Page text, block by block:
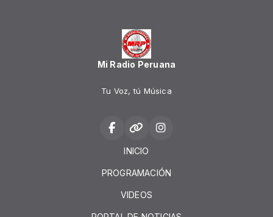
Mi Radio Peruana
Tu Voz, tú Música
INICIO
PROGRAMACIÓN
VIDEOS